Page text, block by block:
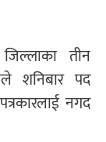
तीन
शनिबार पद
नगद